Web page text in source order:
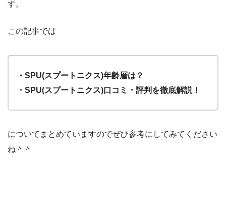
す。
この記事では
・SPU(スプートニクス)年齢層は？
・SPU(スプートニクス)口コミ・評判を徹底解説！
についてまとめていますのでぜひ参考にしてみてください
ね＾＾